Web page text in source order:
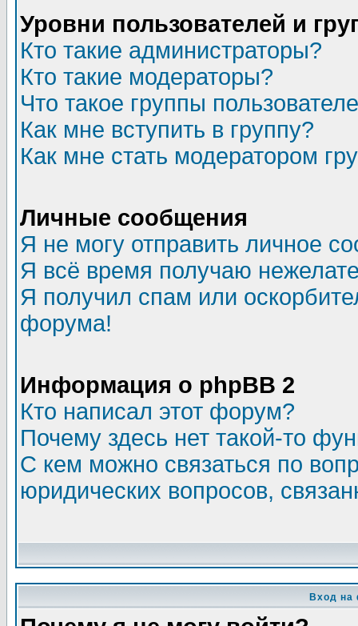
Уровни пользователей и
Кто такие администраторы?
Кто такие модераторы?
Что такое группы
Как мне вступить в группу?
Как мне стать модератором
Личные сообщения
Я не могу отправить личное
Я всё время получаю
Я получил спам или
форума!
Информация о phpBB 2
Кто написал этот форум?
Почему здесь нет такой-то
С кем можно связаться по
юридических вопросов,
Вход на